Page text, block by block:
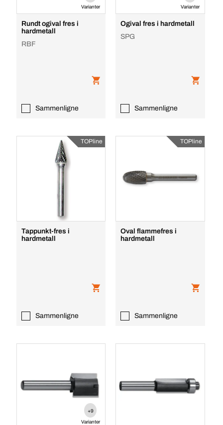
Varianter
Rundt ogival fres i
hardmetall
RBF
Sammenligne
Varianter
Ogival fres i hardmetall
SPG
Sammenligne
TOPline
Tappunkt-fres i
hardmetall
Sammenligne
TOPline
Oval flammefres i
hardmetall
Sammenligne
+9
Varianter